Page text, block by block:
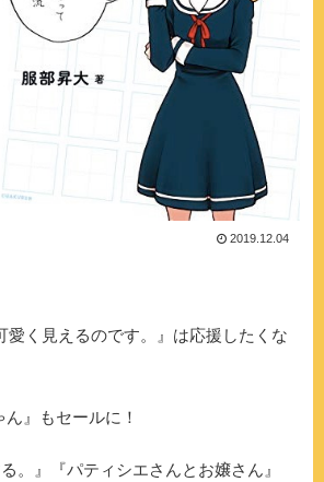
2019.12.04
く見えるのです。』は応援したくな
』もセールに！
。』『パティシエさんとお嬢さん』